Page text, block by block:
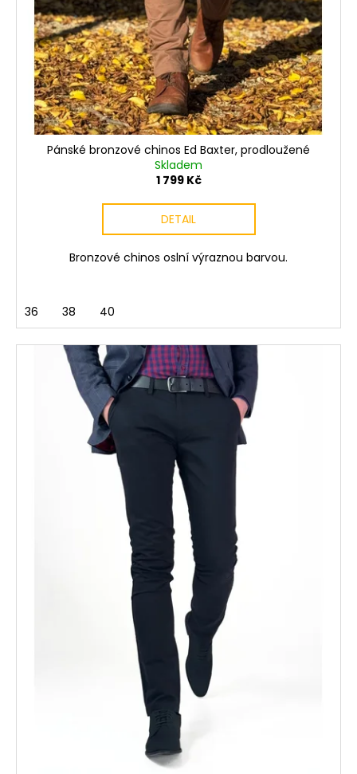
Pánské bronzové chinos Ed Baxter, prodloužené
Skladem
1 799 Kč
DETAIL
Bronzové chinos oslní výraznou barvou.
36 38 40